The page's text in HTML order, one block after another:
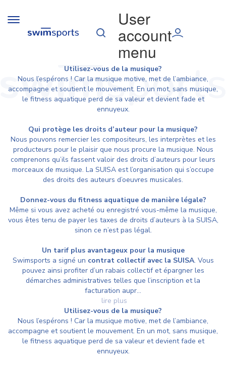
User
account
menu
Toggle
navigation
Utilisez-vous de la musique?
Nous l’espérons ! Car la musique motive, met de l’ambiance,
accompagne et soutient le mouvement. En un mot, sans musique,
le fitness aquatique perd de sa valeur et devient fade et
ennuyeux.
Qui protège les droits d’auteur pour la musique?
Nous pouvons remercier les compositeurs, les interprètes et les
producteurs pour le plaisir que nous procure la musique. Nous
comprenons qu’ils fassent valoir des droits d’auteurs pour leurs
morceaux de musique. La SUISA est l’organisation qui s’occupe
des droits des auteurs d’oeuvres musicales.
Donnez-vous du fitness aquatique de manière légale?
Même si vous avez acheté ou enregistré vous-même la musique,
vous êtes tenu de payer les taxes de droits d’auteurs à la SUISA,
sinon ce n’est pas légal.
Un tarif plus avantageux pour la musique
Swimsports a signé un contrat collectif avec la SUISA. Vous
pouvez ainsi profiter d’un rabais collectif et épargner les
démarches administratives telles que l’inscription et la
facturation aupr...
lire plus
Utilisez-vous de la musique?
Nous l’espérons ! Car la musique motive, met de l’ambiance,
accompagne et soutient le mouvement. En un mot, sans musique,
le fitness aquatique perd de sa valeur et devient fade et
ennuyeux.